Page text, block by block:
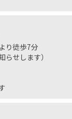
り徒歩7分
らせします）